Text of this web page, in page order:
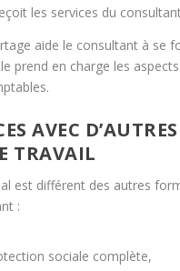
les services du
aide le consultant à se
prend en charge les aspects
AVEC D’AUTRES
TRAVAIL
est différent des autres
:
sociale complète,